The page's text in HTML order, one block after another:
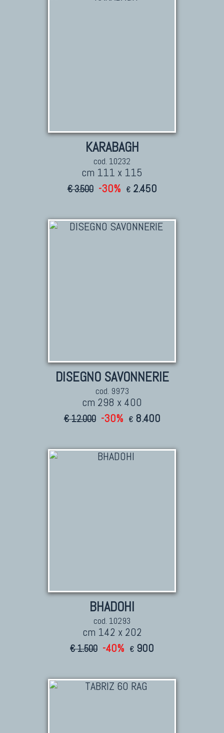
KARABAGH
cod. 10232
cm 111 x 115
€ 3.500 -30% € 2.450
DISEGNO SAVONNERIE
cod. 9973
cm 298 x 400
€ 12.000 -30% € 8.400
BHADOHI
cod. 10293
cm 142 x 202
€ 1.500 -40% € 900